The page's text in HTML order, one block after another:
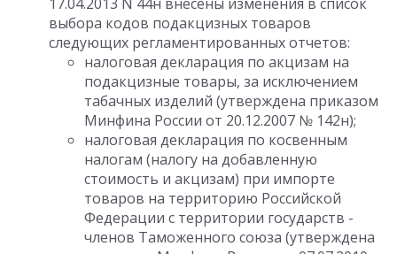
выбора кодов подакцизных товаров
следующих регламентированных отчетов:
налоговая декларация по акцизам на
подакцизные товары, за исключением
табачных изделий (утверждена приказом
Минфина России от 20.12.2007 № 142н);
налоговая декларация по косвенным
налогам (налогу на добавленную
стоимость и акцизам) при импорте
товаров на территорию Российской
Федерации с территории государств -
членов Таможенного союза (утверждена